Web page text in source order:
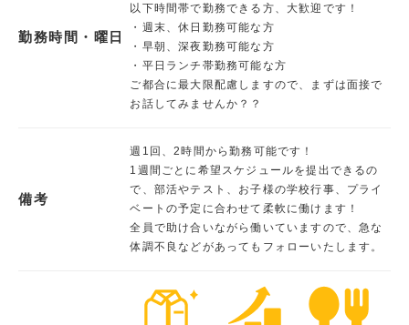
勤務時間・曜日
以下時間帯で勤務できる方、大歓迎です！
・週末、休日勤務可能な方
・早朝、深夜勤務可能な方
・平日ランチ帯勤務可能な方
ご都合に最大限配慮しますので、まずは面接で
お話してみませんか？？
備考
週1回、2時間から勤務可能です！
1週間ごとに希望スケジュールを提出できるの
で、部活やテスト、お子様の学校行事、プライ
ベートの予定に合わせて柔軟に働けます！
全員で助け合いながら働いていますので、急な
体調不良などがあってもフォローいたします。